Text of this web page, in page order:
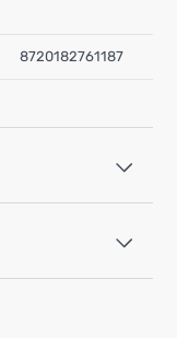
8720182761187